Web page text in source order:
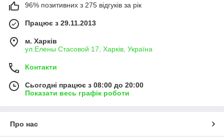
96% позитивних з 275 відгуків за рік
Працює з 29.11.2013
м. Харків
ул.Елены Стасовой 17, Харків, Україна
Контакти
Сьогодні працює з 08:00 до 20:00
Показати весь графік роботи
Про нас